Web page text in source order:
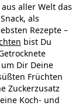
aller Welt das
als
Rezepte –
bist Du
Dir Deine
Früchten
Zuckerzusatz
Koch- und